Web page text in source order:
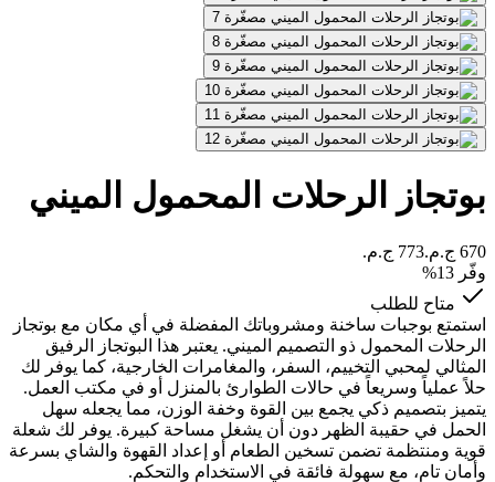
بوتجاز الرحلات المحمول الميني
وفّر 13
%
متاح للطلب
استمتع بوجبات ساخنة ومشروباتك المفضلة في أي مكان مع بوتجاز
الرحلات المحمول ذو التصميم الميني. يعتبر هذا البوتجاز الرفيق
المثالي لمحبي التخييم، السفر، والمغامرات الخارجية، كما يوفر لك
حلاً عملياً وسريعاً في حالات الطوارئ بالمنزل أو في مكتب العمل.
يتميز بتصميم ذكي يجمع بين القوة وخفة الوزن، مما يجعله سهل
الحمل في حقيبة الظهر دون أن يشغل مساحة كبيرة. يوفر لك شعلة
قوية ومنتظمة تضمن تسخين الطعام أو إعداد القهوة والشاي بسرعة
وأمان تام، مع سهولة فائقة في الاستخدام والتحكم.